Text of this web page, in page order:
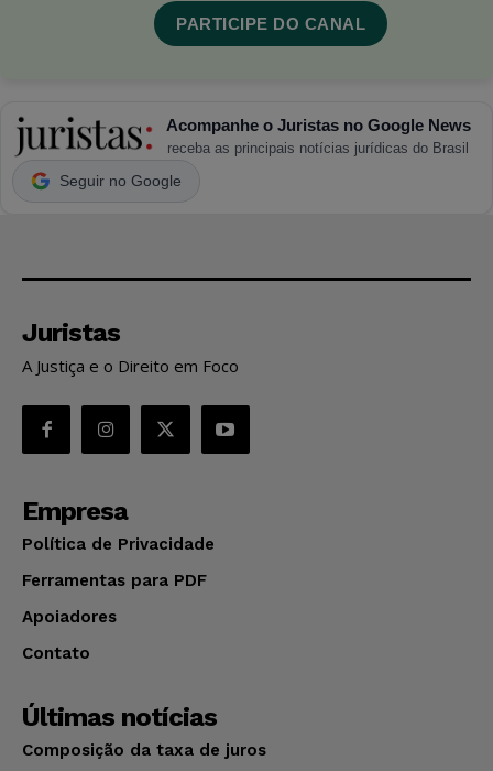
PARTICIPE DO CANAL
Acompanhe o Juristas no Google News
receba as principais notícias jurídicas do Brasil
Seguir no Google
Juristas
A Justiça e o Direito em Foco
Empresa
Política de Privacidade
Ferramentas para PDF
Apoiadores
Contato
Últimas notícias
Composição da taxa de juros